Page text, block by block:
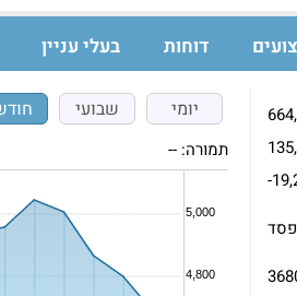
דוחות בעלי עניין
-
יומי שבועי
תמורה: --